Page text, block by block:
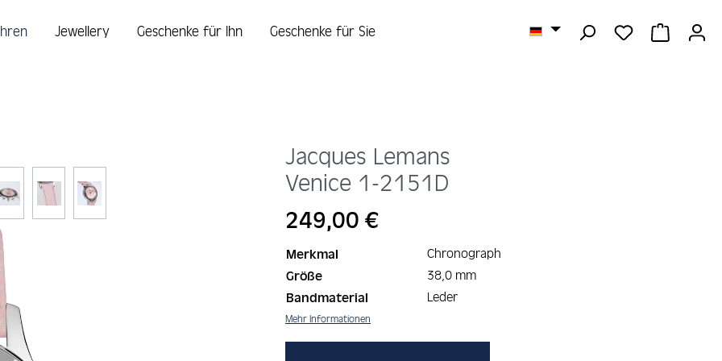
DU HAST 0
Jewellery Geschenke für Ihn Geschenke für Sie
Jacques Lemans
Venice 1-2151D
Regulärer Preis:
249,00 €
Merkmal Chronograph
Größe 38,0 mm
Bandmaterial Leder
Mehr Informationen